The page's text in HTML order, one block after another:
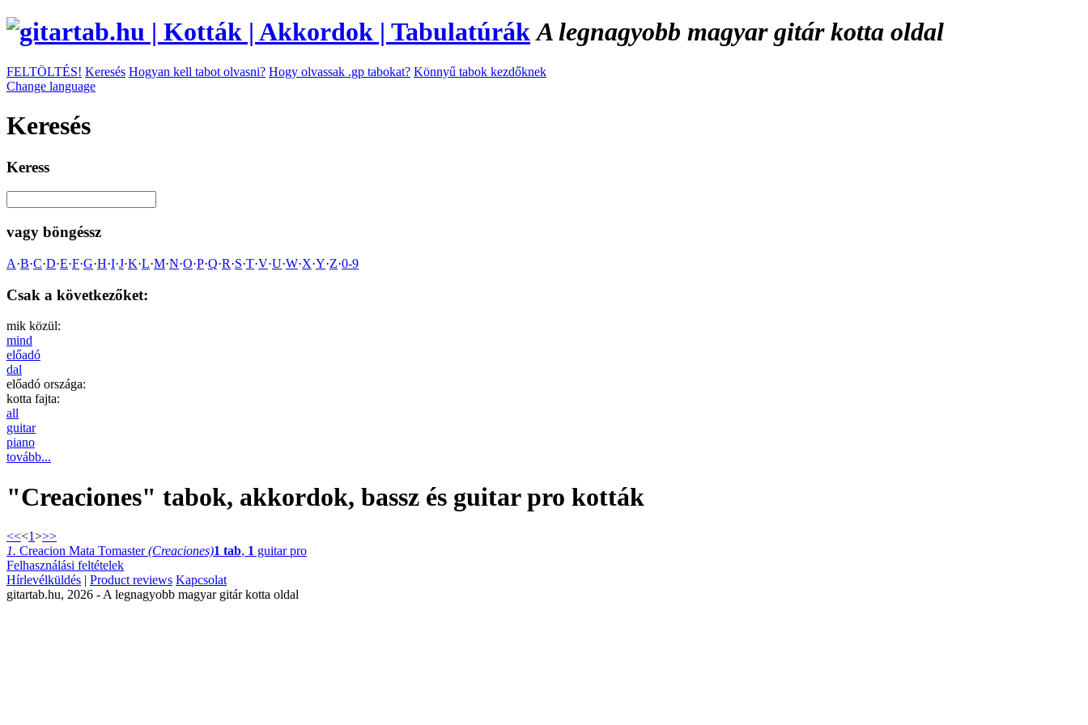
A legnagyobb magyar gitár kotta oldal
FELTÖLTÉS! Keresés Hogyan kell tabot olvasni? Hogy olvassak .gp tabokat? Könnyű tabok kezdőknek
Change language
Keresés
Keress
vagy böngéssz
A·B·C·D·E·F·G·H·I·J·K·L·M·N·O·P·Q·R·S·T·V·U·W·X·Y·Z·0-9
Csak a következőket:
mik közül:
mind
előadó
dal
előadó országa:
kotta fajta:
all
guitar
piano
tovább...
"Creaciones" tabok, akkordok, bassz és guitar pro kották
<<<1>>>
1. Creacion Mata Tomaster(Creaciones)1 tab, 1 guitar pro
Felhasználási feltételek
Hírlevélküldés | Product reviews Kapcsolat
gitartab.hu, 2026 - A legnagyobb magyar gitár kotta oldal